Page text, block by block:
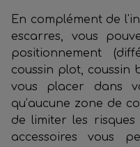
En complément de
escarres, vous
positionnement
coussin plot, coussin
vous placer dans
qu’aucune zone de
de limiter les risques
accessoires vous